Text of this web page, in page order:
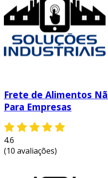
essa flexibilidade
capacidade de adaptação da
também fortalece suas
contribuindo para um
no mercado.
Frete de Alimentos
Para Empresas
4.6
(10 avaliações)